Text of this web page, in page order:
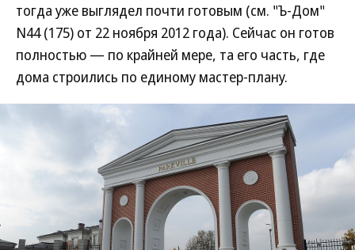
тогда уже выглядел почти готовым (см. "Ъ-Дом"
N44 (175) от 22 ноября 2012 года). Сейчас он готов
полностью — по крайней мере, та его часть, где
дома строились по единому мастер-плану.